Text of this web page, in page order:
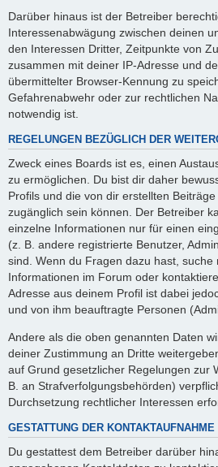
Darüber hinaus ist der Betreiber
Interessenabwägung zwischen deinen
den Interessen Dritter, Zeitpunkte von
zusammen mit deiner IP-Adresse und
übermittelter Browser-Kennung zu
Gefahrenabwehr oder zur rechtlichen
notwendig ist.
REGELUNGEN BEZÜGLICH DER
Zweck eines Boards ist es, einen
zu ermöglichen. Du bist dir daher
Profils und die von dir erstellten
zugänglich sein können. Der Betreiber
einzelne Informationen nur für einen
(z. B. andere registrierte Benutzer,
sind. Wenn du Fragen dazu hast, suche
Informationen im Forum oder
Adresse aus deinem Profil ist dabei
und von ihm beauftragte Personen
Andere als die oben genannten Daten
deiner Zustimmung an Dritte
auf Grund gesetzlicher Regelungen zur
B. an Strafverfolgungsbehörden)
Durchsetzung rechtlicher Interessen
GESTATTUNG DER KONTAKTAUFNAHME
Du gestattest dem Betreiber darüber